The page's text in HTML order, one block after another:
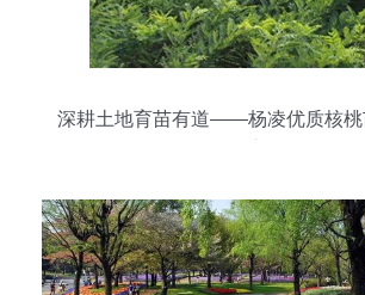
深耕土地育苗有道——杨凌优质核桃